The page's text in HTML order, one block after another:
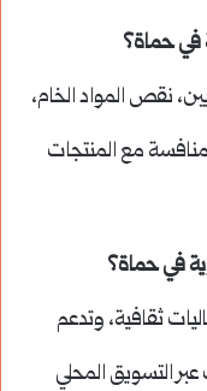
في حماة؟
نقص المواد الخام،
مع المنتجات
في حماة؟
ثقافية، وتدعم
التسويق المحلي